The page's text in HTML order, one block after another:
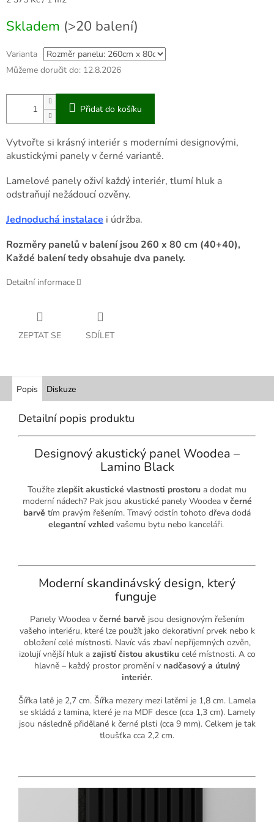
Skladem (>20 balení)
Varianta
Můžeme doručit do: 12.8.2026
Přidat do košíku
Vytvořte si krásný interiér s moderními designovými,
akustickými panely v černé variantě.
Lamelové panely oživí každý interiér, tlumí hluk a
odstraňují nežádoucí ozvěny.
Jednoduchá instalace i údržba.
Rozměry panelů v balení jsou 260 x 80 cm (40+40),
Každé balení tedy obsahuje dva panely.
Detailní informace
ZEPTAT SE SDÍLET
Popis Diskuze
Detailní popis produktu
Designový akustický panel Woodea –
Lamino Black
Toužíte zlepšit akustické vlastnosti prostoru a dodat mu
moderní nádech? Pak jsou akustické panely Woodea v černé
barvě tím pravým řešením. Tmavý odstín tohoto dřeva dodá
elegantní vzhledvašemu bytu nebo kanceláři.
Moderní skandinávský design, který
funguje
Panely Woodea v černé barvě jsou designovým řešením
vašeho interiéru, které lze použít jako dekorativní prvek nebo k
obložení celé místnosti. Navíc vás zbaví nepříjemných ozvěn,
izolují vnější hluk a zajistí čistou akustikucelé místnosti. A co
hlavně – každý prostor promění v nadčasový a útulný
interiér.
Šířka latě je 2,7 cm. Šířka mezery mezi latěmi je 1,8 cm. Lamela
se skládá z lamina, které je na MDF desce (cca 1,3 cm). Lamely
jsou následně přidělané k černé plsti (cca 9 mm). Celkem je tak
tloušťka cca 2,2 cm.